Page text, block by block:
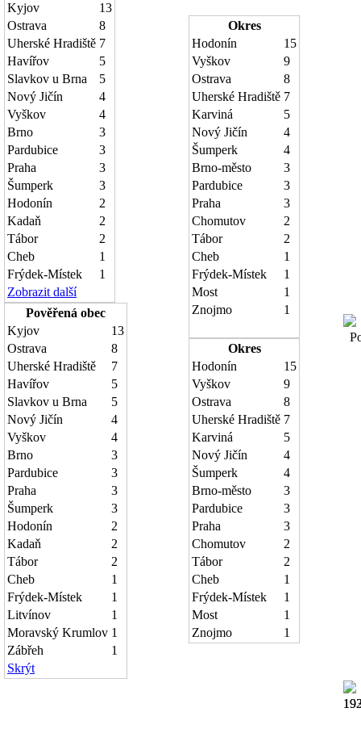
Kyjov
13
Ostrava
8
Uherské Hradiště 7
Havířov
5
Slavkov u Brna
5
Nový Jičín
4
Vyškov
4
Brno
3
Pardubice
3
Praha
3
Šumperk
3
Hodonín
2
Kadaň
2
Tábor
2
Cheb
1
Frýdek-Místek
1
Zobrazit další
Pověřená obec
Kyjov
13
Ostrava
8
Uherské Hradiště
7
Havířov
5
Slavkov u Brna
5
Nový Jičín
4
Vyškov
4
Brno
3
Pardubice
3
Praha
3
Šumperk
3
Hodonín
2
Kadaň
2
Tábor
2
Cheb
1
Frýdek-Místek
1
Litvínov
1
Moravský Krumlov 1
Zábřeh
1
Skrýt
Okres
Hodonín
15
Vyškov
9
Ostrava
8
Uherské Hradiště 7
Karviná
5
Nový Jičín
4
Šumperk
4
Brno-město
3
Pardubice
3
Praha
3
Chomutov
2
Tábor
2
Cheb
1
Frýdek-Místek
1
Most
1
Znojmo
1
Okres
Hodonín
15
Vyškov
9
Ostrava
8
Uherské Hradiště 7
Karviná
5
Nový Jičín
4
Šumperk
4
Brno-město
3
Pardubice
3
Praha
3
Chomutov
2
Tábor
2
Cheb
1
Frýdek-Místek
1
Most
1
Znojmo
1